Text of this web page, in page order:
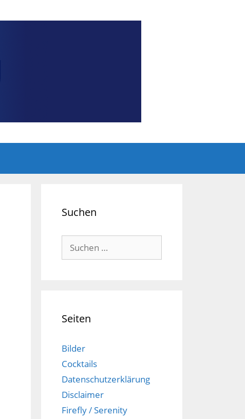
Suchen
Suchen
nach:
Seiten
Bilder
Cocktails
Datenschutzerklärung
Disclaimer
Firefly / Serenity